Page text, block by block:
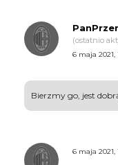
(ostatnio
6 maja 2021,
Bierzmy go, jest
6 maja 2021,